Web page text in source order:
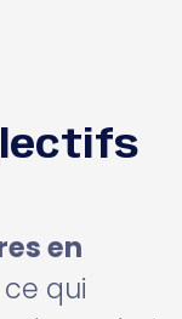
en
qui